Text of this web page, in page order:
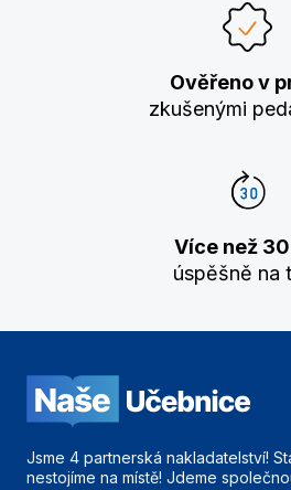
Ověřeno v
zkušenými
Více než
úspěšně na
Jsme 4 partnerská nakladatelství!
nestojíme na místě! Jdeme